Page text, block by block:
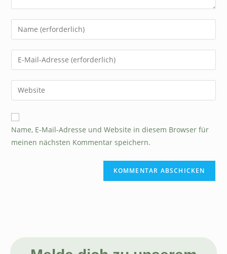
Name, E-Mail-Adresse und Website in diesem Browser für
meinen nächsten Kommentar speichern.